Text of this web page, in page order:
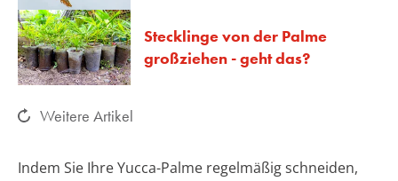
Stecklinge von der Palme
großziehen - geht das?
Weitere Artikel
Indem Sie Ihre Yucca-Palme regelmäßig schneiden,